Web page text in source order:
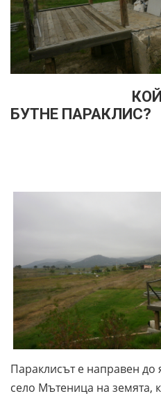
КОЙ ЩЕ
БУТНЕ ПАРАКЛИС?
Инж.
Параклисът е направен до
село Мътеница на земята,